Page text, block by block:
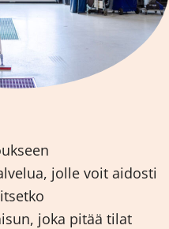
jolle voit aidosti
joka pitää tilat